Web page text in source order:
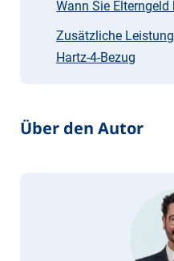
Wann Sie
Zusätzliche
Hartz-4-Bezug
Über den Autor